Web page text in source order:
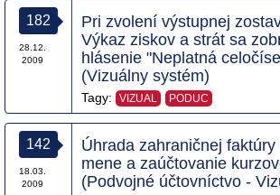
182
28.12.
2009
Pri zvolení výstupnej
Výkaz ziskov a strát sa
hlásenie "Neplatná
(Vizuálny systém)
Tagy: VIZUAL PODUC
142
18.03.
2009
Úhrada zahraničnej
mene a zaúčtovanie
(Podvojné účtovníctvo -